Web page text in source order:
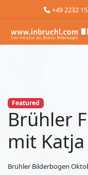
+49 2232
Featured
Brühler
mit
Brühler Bilderbogen